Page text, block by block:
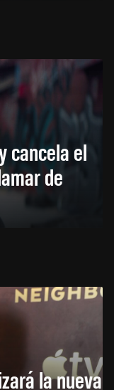
cancela el
de
la nueva